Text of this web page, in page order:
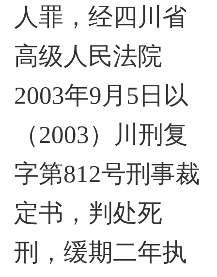
人罪，经四川省
高级人民法院
2003年9月5日以
（2003）川刑复
字第812号刑事裁
定书，判处死
刑，缓期二年执